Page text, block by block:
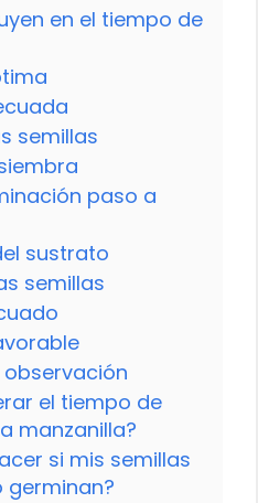
en el tiempo de
semillas
paso a
sustrato
semillas
observación
el tiempo de
manzanilla?
si mis semillas
germinan?